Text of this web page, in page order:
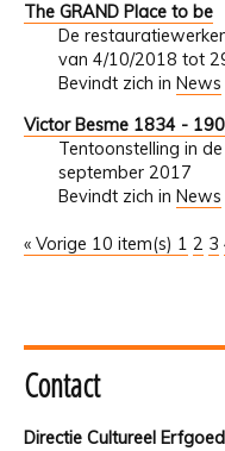
The GRAND Place to be
De
van 4/10/2018 tot
Bevindt zich in News
Victor Besme 1834 -
Tentoonstelling in
september 2017
Bevindt zich in News
« Vorige 10 item(s) 1 2 3
Contact
Directie Cultureel Erfgoed